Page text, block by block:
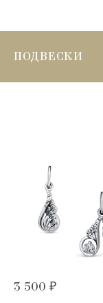
ПОДВЕСКИ
3 500 ₽